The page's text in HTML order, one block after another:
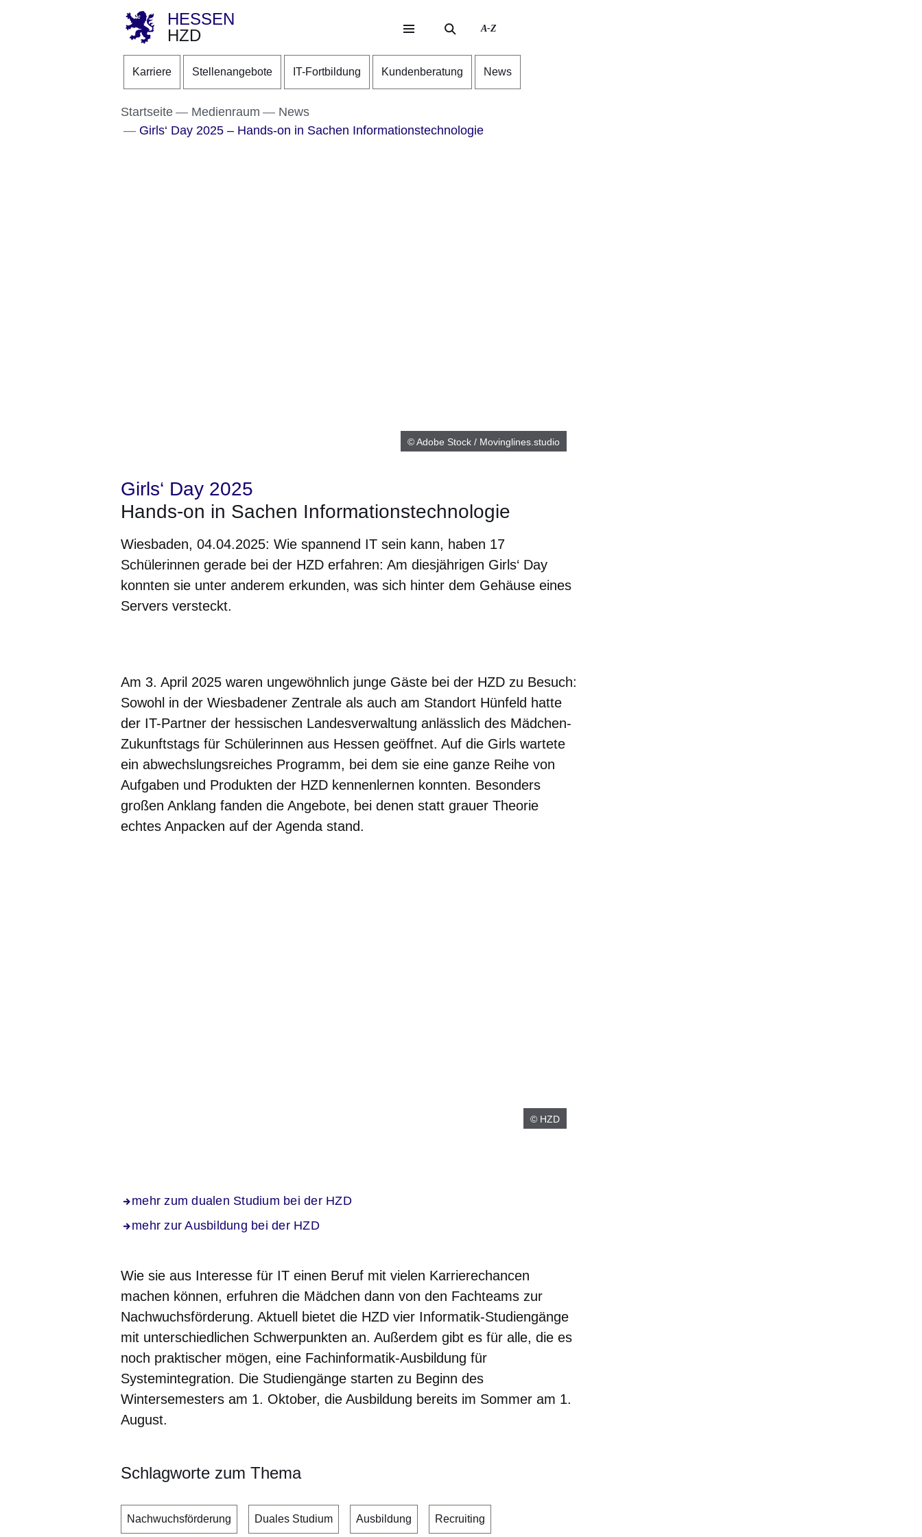
Direkt zum Kopf der Seite
Direkt zum Inhalt
Direkt zum Fuß der Seite
HESSEN
HZD
A-Z
Karriere Stellenangebote IT-Fortbildung Kundenberatung News
Startseite Medienraum
News
Girls‘ Day 2025 – Hands-on in Sachen Informationstechnologie
© Adobe Stock / Movinglines.studio
Girls‘ Day 2025
Hands-on in Sachen Informationstechnologie
Wiesbaden, 04.04.2025: Wie spannend IT sein kann, haben 17
Schülerinnen gerade bei der HZD erfahren: Am diesjährigen Girls‘ Day
konnten sie unter anderem erkunden, was sich hinter dem Gehäuse eines
Servers versteckt.
Am 3. April 2025 waren ungewöhnlich junge Gäste bei der HZD zu Besuch:
Sowohl in der Wiesbadener Zentrale als auch am Standort Hünfeld hatte
der IT-Partner der hessischen Landesverwaltung anlässlich des Mädchen-
Zukunftstags für Schülerinnen aus Hessen geöffnet. Auf die Girls wartete
ein abwechslungsreiches Programm, bei dem sie eine ganze Reihe von
Aufgaben und Produkten der HZD kennenlernen konnten. Besonders
großen Anklang fanden die Angebote, bei denen statt grauer Theorie
echtes Anpacken auf der Agenda stand.
© HZD
mehr zum dualen Studium bei der HZD
mehr zur Ausbildung bei der HZD
Wie sie aus Interesse für IT einen Beruf mit vielen Karrierechancen
machen können, erfuhren die Mädchen dann von den Fachteams zur
Nachwuchsförderung. Aktuell bietet die HZD vier Informatik-Studiengänge
mit unterschiedlichen Schwerpunkten an. Außerdem gibt es für alle, die es
noch praktischer mögen, eine Fachinformatik-Ausbildung für
Systemintegration. Die Studiengänge starten zu Beginn des
Wintersemesters am 1. Oktober, die Ausbildung bereits im Sommer am 1.
August.
Schlagworte zum Thema
Nachwuchsförderung Duales Studium Ausbildung Recruiting